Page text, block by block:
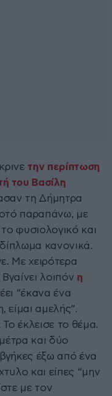
την περίπτωση
του Βασίλη
τη Δήμητρα
παραπάνω, με
φυσιολογικό και
κανονικά.
Με χειρότερα
λοιπόν η
“έκανα ένα
είμαι αμελής”.
Το έκλεισε το θέμα.
και δύο
έξω από ένα
και είπες “μην
με τον